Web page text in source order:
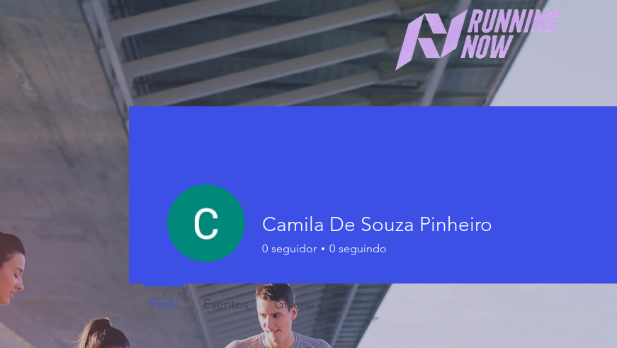
Camila De Souza Pinheiro
0 seguidor 0 seguindo
Perfil Eventos Galeria